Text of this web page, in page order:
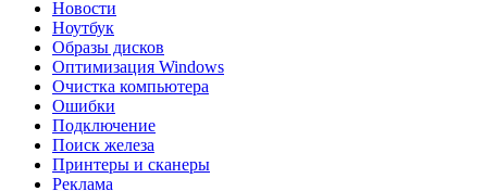
Новости
Ноутбук
Образы дисков
Оптимизация Windows
Очистка компьютера
Ошибки
Подключение
Поиск железа
Принтеры и сканеры
Реклама